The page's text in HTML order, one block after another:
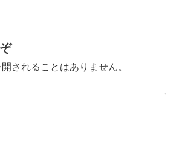
されることはありません。